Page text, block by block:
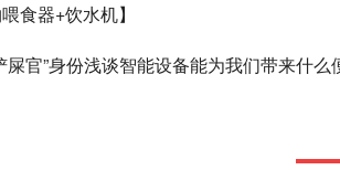
食器+饮水机】
屎官”身份浅谈智能设备能为我们带来什